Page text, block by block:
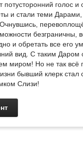
голос и
и стали теми
безграничны,
и обретать все его
вид. С таким Даром
миром! Но не так всё
бывший клерк стал
Слизи!